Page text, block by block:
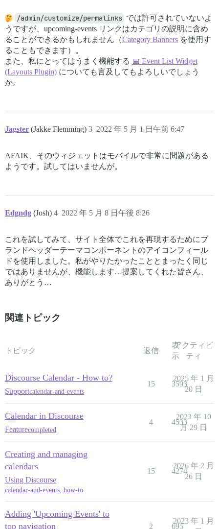
/admin/customize/permalinks では許可されていないよ
うですが、upcoming-events リンクはカテゴリの説明に含め
ることができるかもしれません（Category Banners を使用す
ることもできます）。
また、私にとってはうまく機能する 📅 Event List Widget
(Layouts Plugin) についても言及してもよろしいでしょう
か。
Jagster (Jakke Flemming) 2022 年 5 月 1 日午前 6:47
3
AFAIK、そのウィジェットはモバイルで非常に問題がある
ようです。試してはいませんが。
Edgndg (Josh) 2022 年 5 月 8 日午後 8:26
4
これを試してみて、サイト全体でこれを再現するためにブ
ランドヘッダーテーマコンポーネントのアイコンフィール
ドを使用しました。私がやりたかったこととまったく同じ
ではありませんが、機能します…提案してくれた皆さん、
ありがとう…
関連トピック
トピック 返信
表
示
アクティビ
ティ
Discourse Calendar - How to?
Supportcalendar-and-events
15 3593
2025 年 1 月
20 日
Calendar in Discourse
Featurecompleted
4 4533
2023 年 10
月 29 日
Creating and managing
calendars
Using Discourse
calendar-and-events, how-to
15 4274
2026 年 2 月
26 日
Adding 'Upcoming Events' to
top navigation
2 695
2023 年 1 月